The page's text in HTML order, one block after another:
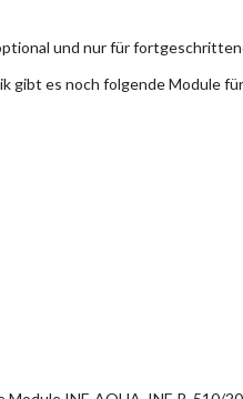
und nur für
es noch folgende Module